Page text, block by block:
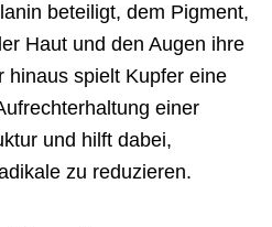
beteiligt, dem Pigment,
Haut und den Augen ihre
hinaus spielt Kupfer eine
einer
und hilft dabei,
zu reduzieren.